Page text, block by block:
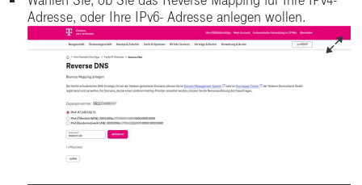
Adresse, oder Ihre IPv6- Adresse anlegen wollen.